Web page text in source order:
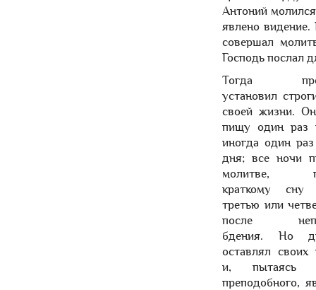
Антоний
явлено
совершал
Господь послал
Тогда
установил
своей жизни.
пищу один раз
иногда один
дня; все ночи
молитве,
краткому
третью или
после
бдения. Но
оставлял своих
и, пытаясь
преподобного,